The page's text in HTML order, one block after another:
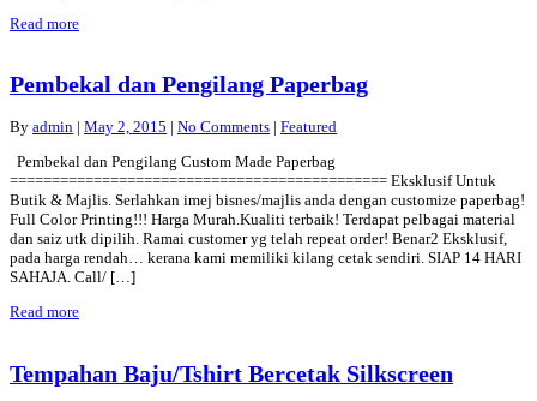
Read more
Pembekal dan Pengilang Paperbag
By admin | May 2, 2015 | No Comments | Featured
Pembekal dan Pengilang Custom Made Paperbag
============================================= Eksklusif Untuk
Butik & Majlis. Serlahkan imej bisnes/majlis anda dengan customize paperbag!
Full Color Printing!!! Harga Murah.Kualiti terbaik! Terdapat pelbagai material
dan saiz utk dipilih. Ramai customer yg telah repeat order! Benar2 Eksklusif,
pada harga rendah… kerana kami memiliki kilang cetak sendiri. SIAP 14 HARI
SAHAJA. Call/ […]
Read more
Tempahan Baju/Tshirt Bercetak Silkscreen